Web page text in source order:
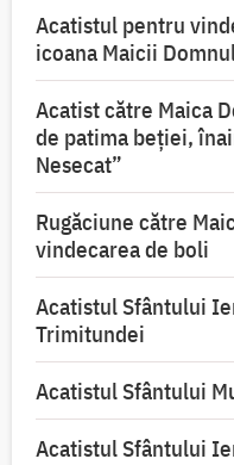
Acatistul pentru
icoana Maicii
Acatist către Maica
de patima beției,
Nesecat”
Rugăciune către
vindecarea de boli
Acatistul Sfântului
Trimitundei
Acatistul Sfântului
Acatistul Sfântului